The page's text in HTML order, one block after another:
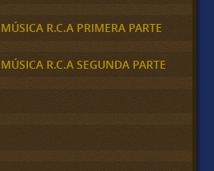
R.C.A PRIMERA PARTE
R.C.A SEGUNDA PARTE